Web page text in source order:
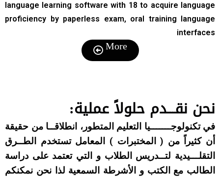
language learning software with 18 to acquire language
proficiency by paperless exam, oral training language
interfaces
More
نحن نقـــدم حلولاً عملية:
في تكنولوجـــــــيا التعليم المتطور، انطلاقــا من حقيقة
أن كثيراً من ( المختبرات ) المعامل تستخدم الطــرق
التقلـــيدية لتــدريس الطلاب و التي تعتمد على دراسة
الطالب مع الكتب و الأشرطة السمعية لذا نحن نمكنكم